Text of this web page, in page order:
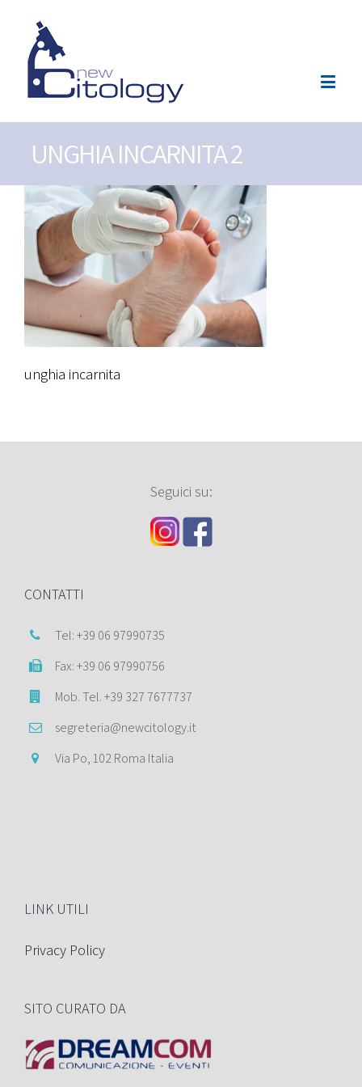
UNGHIA INCARNITA 2
unghia incarnita
Seguici su:
CONTATTI
Tel: +39 06 97990735
Fax: +39 06 97990756
Mob. Tel. +39 327 7677737
segreteria@newcitology.it
Via Po, 102 Roma Italia
LINK UTILI
Privacy Policy
SITO CURATO DA